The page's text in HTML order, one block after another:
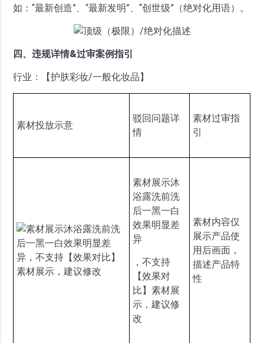
如：“最新创造”、“最新发明”、“创世级”（绝对化用语）。
四、违规详情&过审案例指引
行业：【护肤彩妆/一般化妆品】
素材投放示意
驳回问题详
情
素材过审指
引
素材展示沐
浴露洗前洗
后一黑一白
效果明显差
异
，不支持
【效果对
比】素材展
示，建议修
改
素材内容仅
展示产品使
用后画面，
描述产品特
性